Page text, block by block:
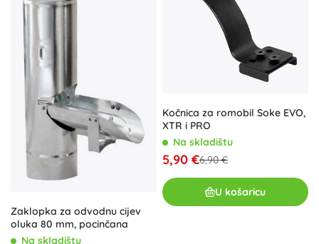
Zaklopka za odvodnu cijev
oluka 80 mm, pocinčana
Na skladištu
Kočnica za romobil Soke EVO,
XTR i PRO
Na skladištu
5,90 €6,90 €
U košaricu